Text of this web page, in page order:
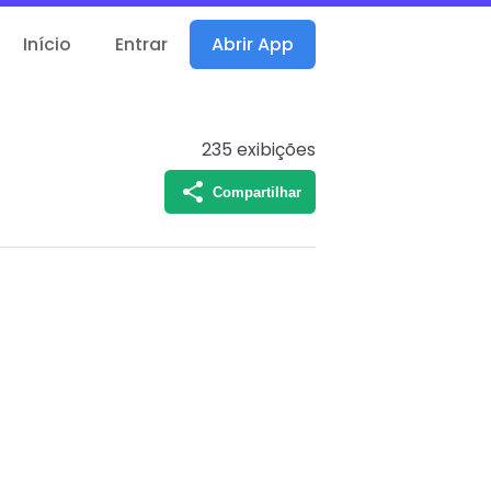
Início Entrar Abrir App
235 exibições
Compartilhar